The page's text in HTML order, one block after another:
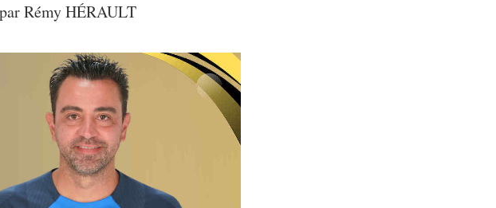
Rémy HÉRAULT